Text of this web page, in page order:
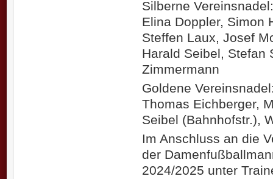
Silberne Vereinsnadel:
Elina Doppler, Simon
Steffen Laux, Josef
Harald Seibel, Stefan
Zimmermann
Goldene
Thomas Eichberger,
Seibel (Bahnhofstr.),
Im Anschluss an die
der
2024/2025 unter